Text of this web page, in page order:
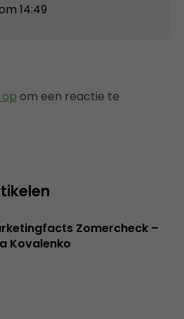
14:49
op om een reactie te
Zomercheck –
Kovalenko